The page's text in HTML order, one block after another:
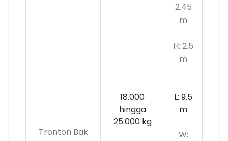
2.45
m
H: 2.5
m
Tronton Bak
18.000
hingga
25.000 kg
L: 9.5
m
W: